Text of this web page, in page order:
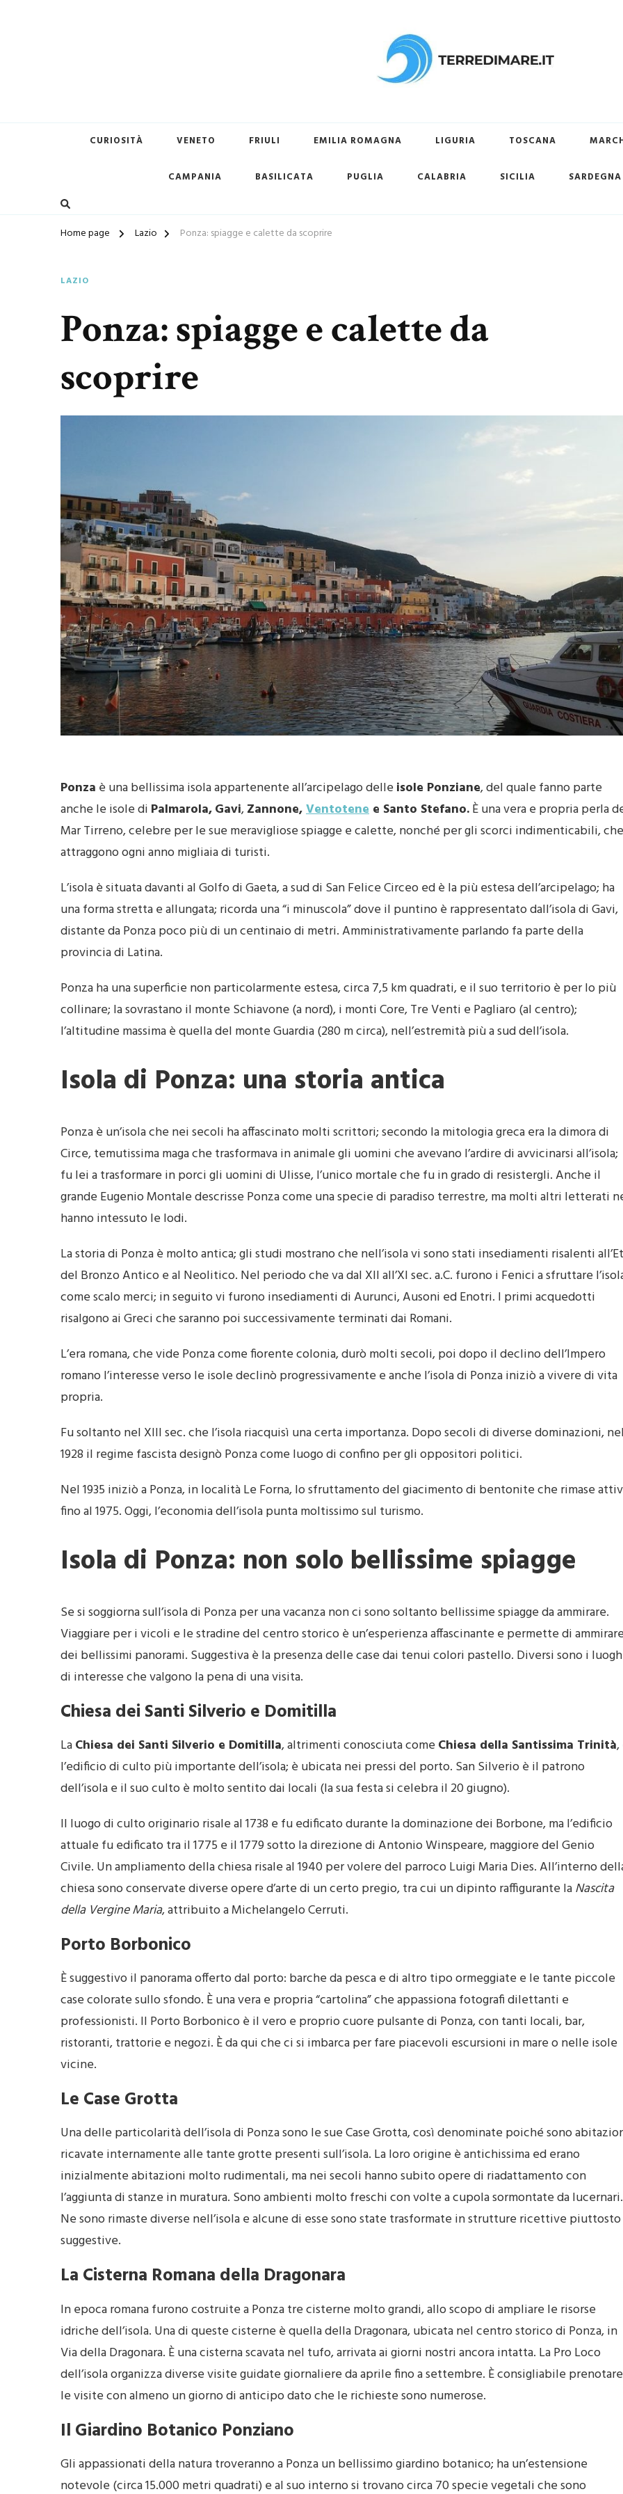
CURIOSITÀ VENETO FRIULI EMILIA ROMAGNA LIGURIA TOSCANA
CAMPANIA BASILICATA PUGLIA CALABRIA SICILIA SARDEGNA
Home page Lazio Ponza: spiagge e calette da scoprire
LAZIO
Ponza: spiagge e calette da
scoprire
Ponza è una bellissima isola appartenente all’arcipelago delle isole Ponziane, del quale fanno parte
anche le isole di Palmarola,Gavi,Zannone,Ventotene e Santo Stefano.È una vera e propria perla
Mar Tirreno, celebre per le sue meravigliose spiagge e calette, nonché per gli scorci indimenticabili, che
attraggono ogni anno migliaia di turisti.
L’isola è situata davanti al Golfo di Gaeta, a sud di San Felice Circeo ed è la più estesa dell’arcipelago; ha
una forma stretta e allungata; ricorda una “i minuscola” dove il puntino è rappresentato dall’isola di Gavi,
distante da Ponza poco più di un centinaio di metri. Amministrativamente parlando fa parte della
provincia di Latina.
Ponza ha una superficie non particolarmente estesa, circa 7,5 km quadrati, e il suo territorio è per lo più
collinare; la sovrastano il monte Schiavone (a nord), i monti Core, Tre Venti e Pagliaro (al centro);
l’altitudine massima è quella del monte Guardia (280 m circa), nell’estremità più a sud dell’isola.
Isola di Ponza: una storia antica
Ponza è un’isola che nei secoli ha affascinato molti scrittori; secondo la mitologia greca era la dimora di
Circe, temutissima maga che trasformava in animale gli uomini che avevano l’ardire di avvicinarsi all’isola;
fu lei a trasformare in porci gli uomini di Ulisse, l’unico mortale che fu in grado di resistergli. Anche il
grande Eugenio Montale descrisse Ponza come una specie di paradiso terrestre, ma molti altri letterati
hanno intessuto le lodi.
La storia di Ponza è molto antica; gli studi mostrano che nell’isola vi sono stati insediamenti risalenti
del Bronzo Antico e al Neolitico. Nel periodo che va dal XII all’XI sec. a.C. furono i Fenici a sfruttare
come scalo merci; in seguito vi furono insediamenti di Aurunci, Ausoni ed Enotri. I primi acquedotti
risalgono ai Greci che saranno poi successivamente terminati dai Romani.
L’era romana, che vide Ponza come fiorente colonia, durò molti secoli, poi dopo il declino dell’Impero
romano l’interesse verso le isole declinò progressivamente e anche l’isola di Ponza iniziò a vivere di vita
propria.
Fu soltanto nel XIII sec. che l’isola riacquisì una certa importanza. Dopo secoli di diverse dominazioni, nel
1928 il regime fascista designò Ponza come luogo di confino per gli oppositori politici.
Nel 1935 iniziò a Ponza, in località Le Forna, lo sfruttamento del giacimento di bentonite che rimase
fino al 1975. Oggi, l’economia dell’isola punta moltissimo sul turismo.
Isola di Ponza: non solo bellissime spiagge
Se si soggiorna sull’isola di Ponza per una vacanza non ci sono soltanto bellissime spiagge da ammirare.
Viaggiare per i vicoli e le stradine del centro storico è un’esperienza affascinante e permette di ammirare
dei bellissimi panorami. Suggestiva è la presenza delle case dai tenui colori pastello. Diversi sono i
di interesse che valgono la pena di una visita.
Chiesa dei Santi Silverio e Domitilla
LaChiesa dei Santi Silverio e Domitilla, altrimenti conosciuta come Chiesa della Santissima Trinità,
l’edificio di culto più importante dell’isola; è ubicata nei pressi del porto. San Silverio è il patrono
dell’isola e il suo culto è molto sentito dai locali (la sua festa si celebra il 20 giugno).
Il luogo di culto originario risale al 1738 e fu edificato durante la dominazione dei Borbone, ma l’edificio
attuale fu edificato tra il 1775 e il 1779 sotto la direzione di Antonio Winspeare, maggiore del Genio
Civile. Un ampliamento della chiesa risale al 1940 per volere del parroco Luigi Maria Dies. All’interno
chiesa sono conservate diverse opere d’arte di un certo pregio, tra cui un dipinto raffigurante laNascita
della Vergine Maria, attribuito a Michelangelo Cerruti.
Porto Borbonico
È suggestivo il panorama offerto dal porto: barche da pesca e di altro tipo ormeggiate e le tante piccole
case colorate sullo sfondo. È una vera e propria “cartolina” che appassiona fotografi dilettanti e
professionisti. Il Porto Borbonico è il vero e proprio cuore pulsante di Ponza, con tanti locali, bar,
ristoranti, trattorie e negozi. È da qui che ci si imbarca per fare piacevoli escursioni in mare o nelle isole
vicine.
Le Case Grotta
Una delle particolarità dell’isola di Ponza sono le sue Case Grotta, così denominate poiché sono
ricavate internamente alle tante grotte presenti sull’isola. La loro origine è antichissima ed erano
inizialmente abitazioni molto rudimentali, ma nei secoli hanno subito opere di riadattamento con
l’aggiunta di stanze in muratura. Sono ambienti molto freschi con volte a cupola sormontate da lucernari.
Ne sono rimaste diverse nell’isola e alcune di esse sono state trasformate in strutture ricettive piuttosto
suggestive.
La Cisterna Romana della Dragonara
In epoca romana furono costruite a Ponza tre cisterne molto grandi, allo scopo di ampliare le risorse
idriche dell’isola. Una di queste cisterne è quella della Dragonara, ubicata nel centro storico di Ponza, in
Via della Dragonara. È una cisterna scavata nel tufo, arrivata ai giorni nostri ancora intatta. La Pro Loco
dell’isola organizza diverse visite guidate giornaliere da aprile fino a settembre. È consigliabile prenotare
le visite con almeno un giorno di anticipo dato che le richieste sono numerose.
Il Giardino Botanico Ponziano
Gli appassionati della natura troveranno a Ponza un bellissimo giardino botanico; ha un’estensione
notevole (circa 15.000 metri quadrati) e al suo interno si trovano circa 70 specie vegetali che sono